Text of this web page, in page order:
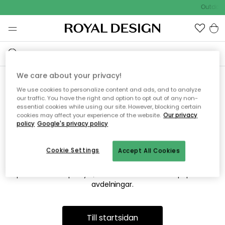
Vi hittar tyvärr inte sidan du
söker
Detta kan bero på att sidan inte längre finns eller att den har
flyttats. Vi ber om ursäkt för besväret. I menyn ovan kan du
avdelningar.
Till startsidan
We care about your privacy!
We use cookies to personalize content and ads, and to analyze
our traffic. You have the right and option to opt out of any non-
essential cookies while using our site. However, blocking certain
cookies may affect your experience of the website. Our privacy
policy Google's privacy policy
Accept All Cookies
Cookie Settings